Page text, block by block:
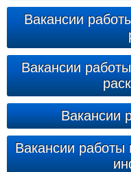
Вакансии
Вакансии
Вакансии
Вакансии работы